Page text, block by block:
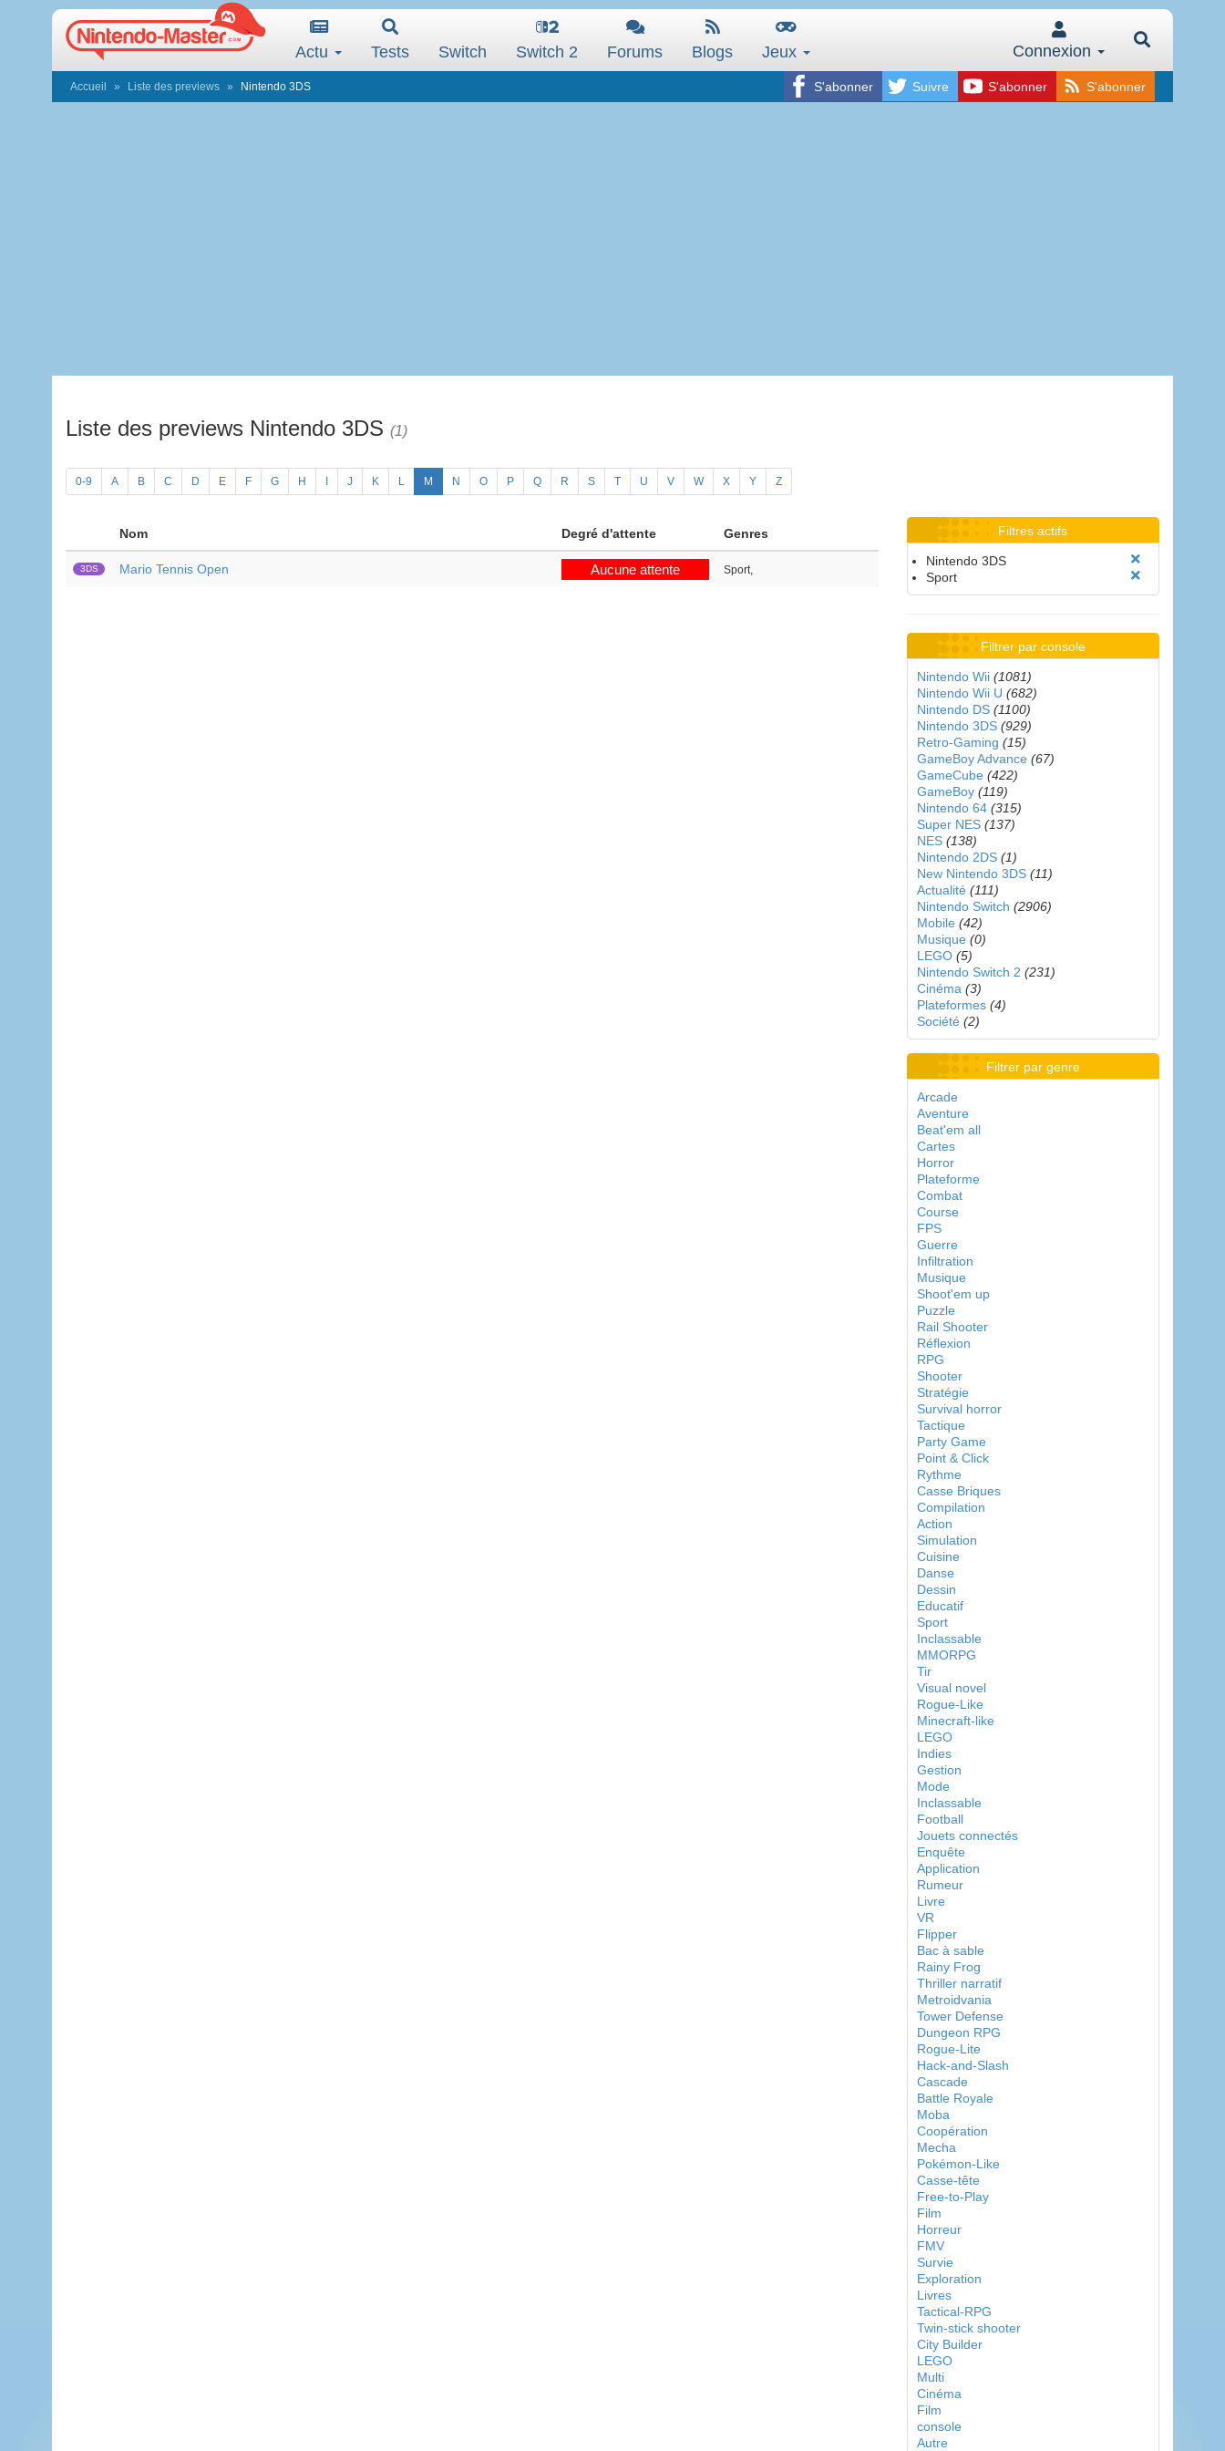
Actu Tests Switch Switch 2 Forums Blogs Jeux Connexion
S'abonner Suivre S'abonner S'abonner
Accueil Liste des previews Nintendo 3DS
Liste des previews Nintendo 3DS (1)
0-9 A B C D E F G H J K L M N O P Q R S T U V W X Y Z
Nom Degré d'attente Genres
3DS Mario Tennis Open Aucune attente Sport,
Filtres actifs
Nintendo 3DS
Sport
Filtrer par console
Nintendo Wii (1081)
Nintendo Wii U (682)
Nintendo DS (1100)
Nintendo 3DS (929)
Retro-Gaming (15)
GameBoy Advance (67)
GameCube (422)
GameBoy (119)
Nintendo 64 (315)
Super NES (137)
NES (138)
Nintendo 2DS (1)
New Nintendo 3DS (11)
Actualité (111)
Nintendo Switch (2906)
Mobile (42)
Musique (0)
LEGO (5)
Nintendo Switch 2 (231)
Cinéma (3)
Plateformes (4)
Société (2)
Filtrer par genre
Arcade
Aventure
Beat'em all
Cartes
Horror
Plateforme
Combat
Course
FPS
Guerre
Infiltration
Musique
Shoot'em up
Puzzle
Rail Shooter
Réflexion
RPG
Shooter
Stratégie
Survival horror
Tactique
Party Game
Point & Click
Rythme
Casse Briques
Compilation
Action
Simulation
Cuisine
Danse
Dessin
Educatif
Sport
Inclassable
MMORPG
Tir
Visual novel
Rogue-Like
Minecraft-like
LEGO
Indies
Gestion
Mode
Inclassable
Football
Jouets connectés
Enquête
Application
Rumeur
Livre
VR
Flipper
Bac à sable
Rainy Frog
Thriller narratif
Metroidvania
Tower Defense
Dungeon RPG
Rogue-Lite
Hack-and-Slash
Cascade
Battle Royale
Moba
Coopération
Mecha
Pokémon-Like
Casse-tête
Free-to-Play
Film
Horreur
FMV
Survie
Exploration
Livres
Tactical-RPG
Twin-stick shooter
City Builder
LEGO
Multi
Cinéma
Film
console
Autre